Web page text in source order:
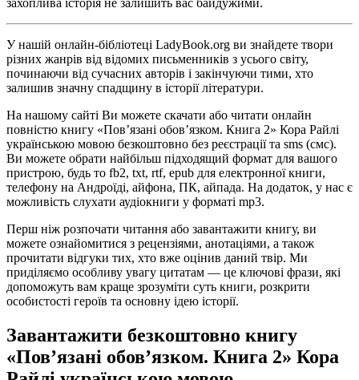
У нашій онлайн-бібліотеці LadyBook.org ви знайдете твори
різних жанрів від відомих письменників з усього світу,
починаючи від сучасних авторів і закінчуючи тими, хто
залишив значну спадщину в історії літератури.
На нашому сайті Ви можете скачати або читати онлайн
повністю книгу «Пов’язані обов’язком. Книга 2» Кора Райлі
українською мовою безкоштовно без реєстрації та sms (смс).
Ви можете обрати найбільш підходящий формат для вашого
пристрою, будь то fb2, txt, rtf, epub для електронної книги,
телефону на Андроїді, айфона, ПК, айпада. На додаток, у нас є
можливість слухати аудіокниги у форматі mp3.
Перш ніж розпочати читання або завантажити книгу, ви
можете ознайомитися з рецензіями, анотаціями, а також
прочитати відгуки тих, хто вже оцінив даний твір. Ми
приділяємо особливу увагу цитатам — це ключові фрази, які
допоможуть вам краще зрозуміти суть книги, розкрити
особистості героїв та основну ідею історії.
Завантажити безкоштовно книгу
«Пов’язані обов’язком. Книга 2» Кора